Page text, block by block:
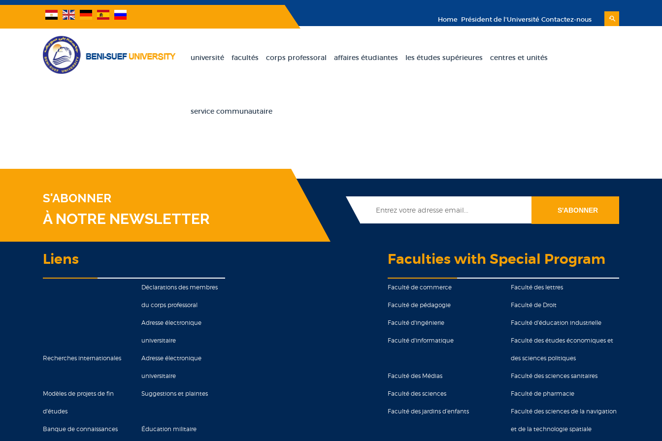
Home Président de l'Université Contactez-nous
université facultés corps professoral affaires étudiantes les études supérieures centres et unités
service communautaire
S'ABONNER
À NOTRE NEWSLETTER
Liens
Déclarations des membres
du corps professoral
Adresse électronique
universitaire
Recherches internationales Adresse électronique
universitaire
Modèles de projets de fin
d'études
Suggestions et plaintes
Banque de connaissances Éducation militaire
Faculties with Special Program
Faculté de commerce Faculté des lettres
Faculté de pédagogie Faculté de Droit
Faculté d'ingénierie Faculté d'éducation industrielle
Faculté d'informatique Faculté des études économiques et
des sciences politiques
Faculté des Médias Faculté des sciences sanitaires
Faculté des sciences Faculté de pharmacie
Faculté des jardins d’enfants Faculté des sciences de la navigation
et de la technologie spatiale